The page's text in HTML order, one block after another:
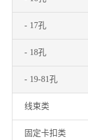
- 17孔
- 18孔
- 19-81孔
线束类
固定卡扣类